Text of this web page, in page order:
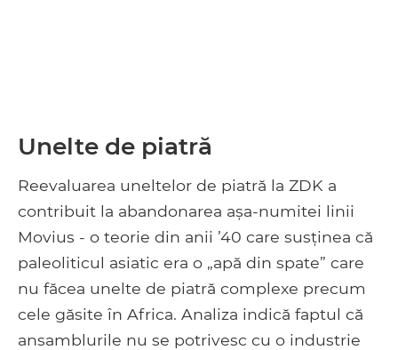
Unelte de piatră
Reevaluarea uneltelor de piatră la ZDK a
contribuit la abandonarea așa-numitei linii
Movius - o teorie din anii ’40 care susținea că
paleoliticul asiatic era o „apă din spate” care
nu făcea unelte de piatră complexe precum
cele găsite în Africa. Analiza indică faptul că
ansamblurile nu se potrivesc cu o industrie